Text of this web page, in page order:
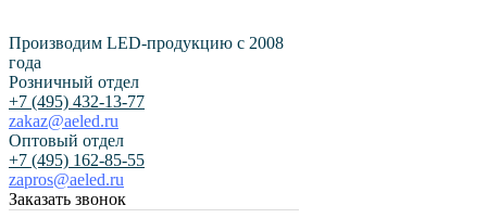
Производим LED-продукцию с 2008
года
Розничный отдел
+7 (495) 432-13-77
zakaz@aeled.ru
Оптовый отдел
+7 (495) 162-85-55
zapros@aeled.ru
Заказать звонок